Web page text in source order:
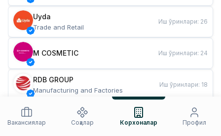
Uyda
Trade and Retail
Иш ўринлари: 26
M COSMETIC Иш ўринлари: 24
RDB GROUP
Manufacturing and Factories
Иш ўринлари: 18
Restaurants and Fast Food
Иш ўринлари
Вакансиялар
Соҳалар Корхоналар Профил